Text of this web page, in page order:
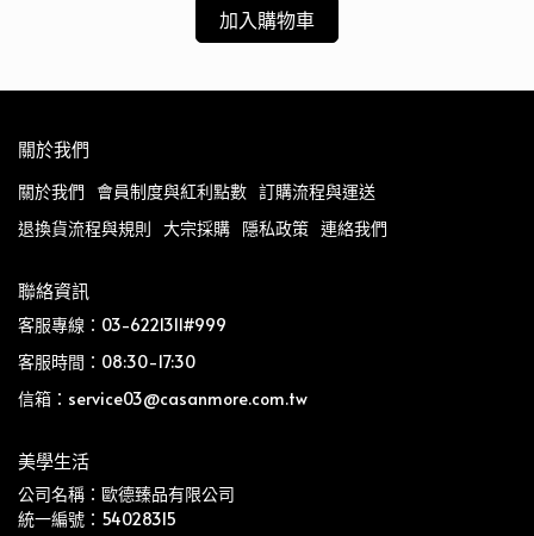
加入購物車
關於我們
關於我們 會員制度與紅利點數 訂購流程與運送
退換貨流程與規則 大宗採購 隱私政策 連絡我們
聯絡資訊
客服專線：03-6221311#999
客服時間：08:30-17:30
信箱：service03@casanmore.com.tw
美學生活
公司名稱：歐德臻品有限公司
統一編號：54028315